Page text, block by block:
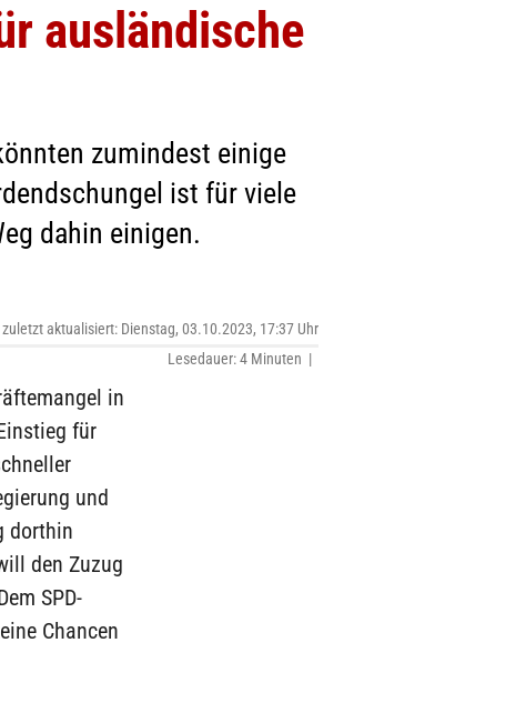
ausländische
zumindest einige
ist für viele
dahin einigen.
zuletzt aktualisiert: Dienstag, 03.10.2023, 17:37 Uhr
Lesedauer: 4 Minuten |
in
für
und
dorthin
den Zuzug
SPD-
Chancen